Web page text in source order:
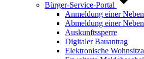
Bürger-Service-Portal
Anmeldung einer
Abmeldung einer
Auskunftssperre
Digitaler Bauantrag
Elektronische